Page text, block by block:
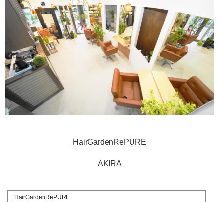
HairGardenRePURE
AKIRA
HairGardenRePURE